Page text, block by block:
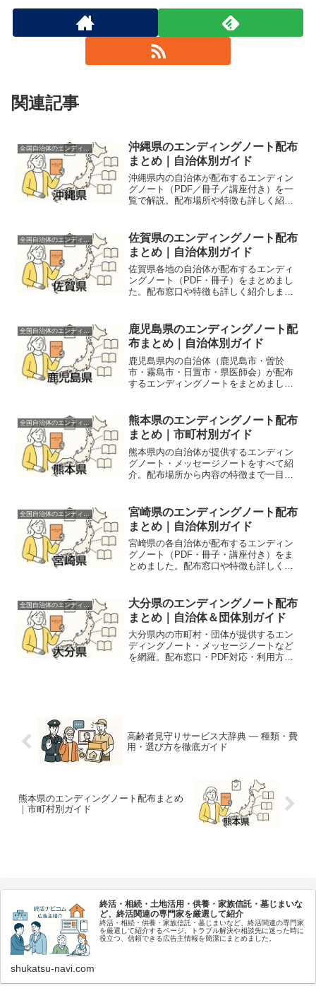
関連記事
沖縄県のエンディングノート配布
まとめ｜自治体別ガイド
沖縄県内の自治体が配布するエンディン
グノート（PDF／冊子／講座付き）を一
覧で解説。配布場所や特徴も詳しく紹介
佐賀県のエンディングノート配布
まとめ｜自治体別ガイド
佐賀県各地の自治体が配布するエンディ
ングノート（PDF・冊子）をまとめまし
た。配布窓口や特徴も詳しく紹介しま
全国自治体のエンディングノート配布情報
鹿児島県のエンディングノート配
布まとめ｜自治体別ガイド
鹿児島県内の自治体（鹿児島市・曽於
市・霧島市・日置市・県医師会）が配布
するエンディングノートをまとめまし
熊本県のエンディングノート配布
まとめ｜市町村別ガイド
熊本県内の自治体が提供するエンディン
グノート・メッセージノートをすべて紹
介。配布場所から内容の特徴まで一目で
宮崎県のエンディングノート配布
まとめ｜自治体別ガイド
宮崎県の各自治体が配布するエンディン
グノート（PDF・冊子・講座付き）をま
とめました。配布窓口や特徴も詳しく紹
全国自治体のエンディングノート配布情報
大分県のエンディングノート配布
まとめ｜自治体＆団体別ガイド
大分県内の市町村・団体が提供するエン
ディングノート・メッセージノートなど
を網羅。配布窓口・PDF対応・利用方法
高齢者見守りサービス大辞典 ― 種類・費
用・選び方を徹底ガイド
熊本県のエンディングノート配布まとめ
｜市町村別ガイド
終活・相続・土地活用・供養・家族信託・墓じまいな
ど、終活関連の専門家を厳選して紹介
終活・相続・供養・家族信託・墓じまいなど、終活関連の専門家
を厳選して紹介するページ。トラブル解決や相談先に迷った時に
役立つ、信頼できる広告主情報を簡潔にまとめました。
shukatsu-navi.com